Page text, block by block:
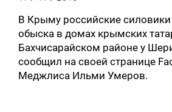
В Крыму российские
обыска в домах крымских
Бахчисарайском районе у
сообщил на своей странице
Меджлиса Ильми Умеров.